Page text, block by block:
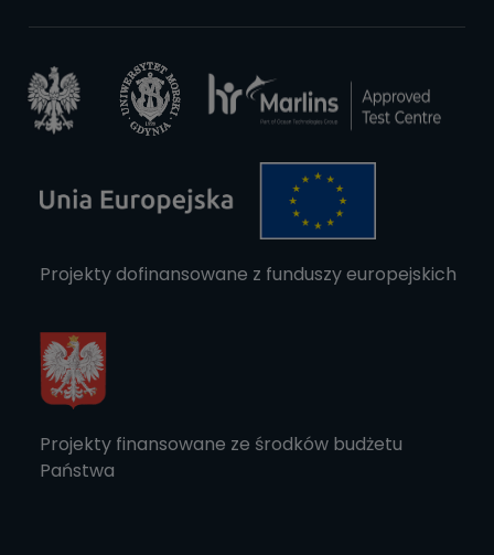
Projekty dofinansowane z funduszy europejskich
Projekty finansowane ze środków budżetu
Państwa